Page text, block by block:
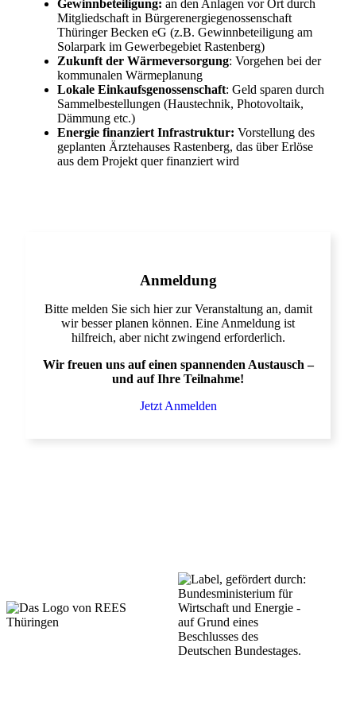
Gewinnbeteiligung: an den Anlagen vor Ort durch
Mitgliedschaft in Bürgerenergiegenossenschaft
Thüringer Becken eG (z.B. Gewinnbeteiligung am
Solarpark im Gewerbegebiet Rastenberg)
Zukunft der Wärmeversorgung: Vorgehen bei der
kommunalen Wärmeplanung
Lokale Einkaufsgenossenschaft: Geld sparen durch
Sammelbestellungen (Haustechnik, Photovoltaik,
Dämmung etc.)
Energie finanziert Infrastruktur: Vorstellung des
geplanten Ärztehauses Rastenberg, das über Erlöse
aus dem Projekt quer finanziert wird
Anmeldung
Bitte melden Sie sich hier zur Veranstaltung an, damit
wir besser planen können. Eine Anmeldung ist
hilfreich, aber nicht zwingend erforderlich.
Wir freuen uns auf einen spannenden Austausch –
und auf Ihre Teilnahme!
Jetzt Anmelden